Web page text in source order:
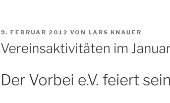
VERÖFFENTLICHT
AM
9. FEBRUAR 2012 VON LARS KNAUER
Vereinsaktivitäten im
Der Vorbei e.V. feiert